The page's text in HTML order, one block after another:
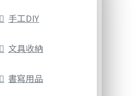
手工DIY
文具收納
書寫用品